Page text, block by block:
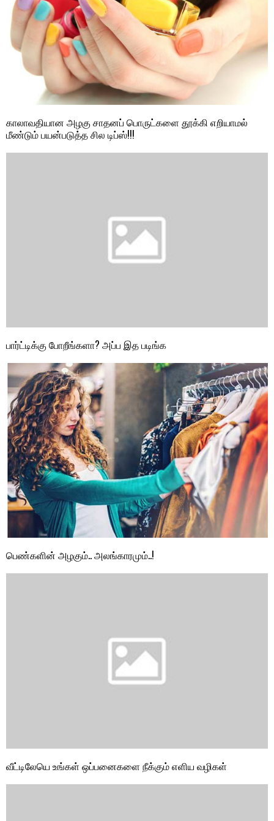
காலாவதியான அழகு சாதனப் பொருட்களை தூக்கி எறியாமல்
மீண்டும் பயன்படுத்த சில டிப்ஸ்!!!
பார்ட்டிக்கு போறீங்களா? அப்ப இத படிங்க
பெண்களின் அழகும்.. அலங்காரமும்..!
வீட்டிலேயெ உங்கள் ஒப்பனைகளை நீக்கும் எளிய வழிகள்